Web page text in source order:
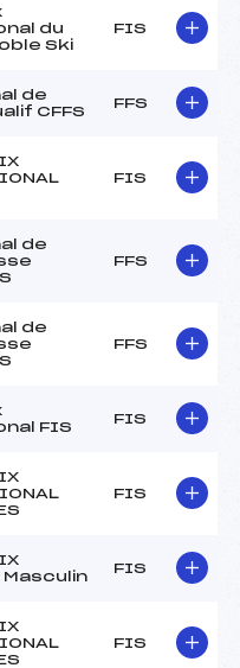
du
Ski
FIS
de
CFFS
FFS
FIS
de
FFS
de
FFS
FIS
FIS
FIS
Masculin
FIS
FIS